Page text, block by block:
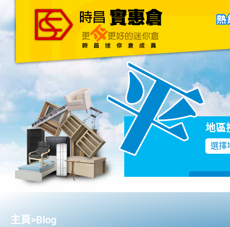
主頁 關於我們 聯絡我們
地區
選擇
主頁>Blog